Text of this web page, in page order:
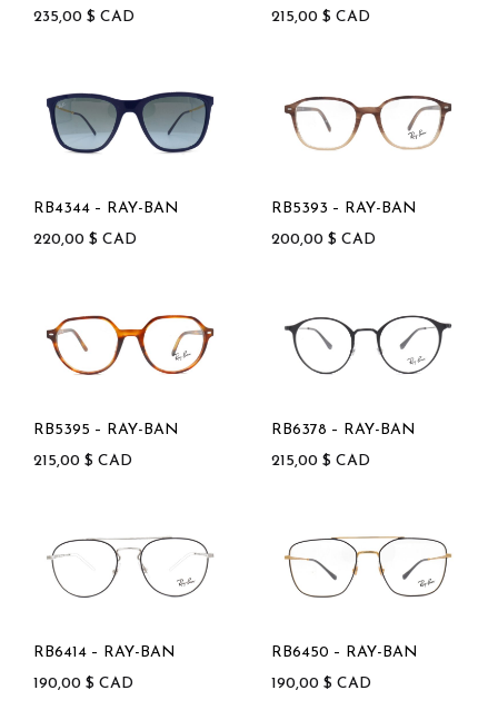
235,00 $ CAD
215,00 $ CAD
RB4344 – RAY-BAN
220,00 $ CAD
RB5393 – RAY-BAN
200,00 $ CAD
RB5395 – RAY-BAN
215,00 $ CAD
RB6378 – RAY-BAN
215,00 $ CAD
RB6414 – RAY-BAN
190,00 $ CAD
RB6450 – RAY-BAN
190,00 $ CAD